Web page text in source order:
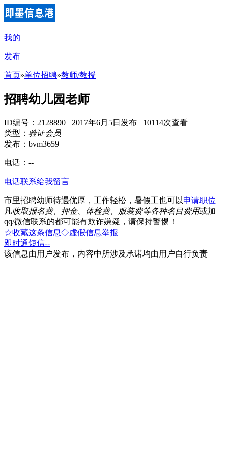
我的
发布
首页»单位招聘»教师/教授
招聘幼儿园老师
ID编号：2128890 2017年6月5日发布 10114次查看
类型： 验证会员
发布：bvm3659
电话： --
电话联系给我留言
市里招聘幼师待遇优厚，工作轻松，暑假工也可以申请职位
凡收取报名费、押金、体检费、服装费等各种名目费用或加
qq/微信联系的都可能有欺诈嫌疑，请保持警惕！
☆收藏这条信息◇虚假信息举报
即时通短信--
该信息由用户发布，内容中所涉及承诺均由用户自行负责